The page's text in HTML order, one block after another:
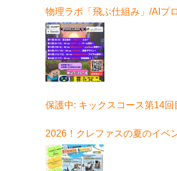
物理ラボ「飛ぶ仕組み」/AIプ
まる！
保護中: キックスコース第14回
2026！クレファスの夏のイベ